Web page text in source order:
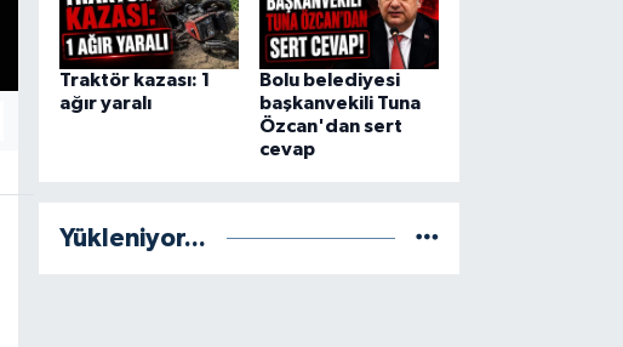
Traktör kazası: 1
ağır yaralı
Bolu belediyesi
başkanvekili Tuna
Özcan'dan sert
cevap
Yükleniyor...